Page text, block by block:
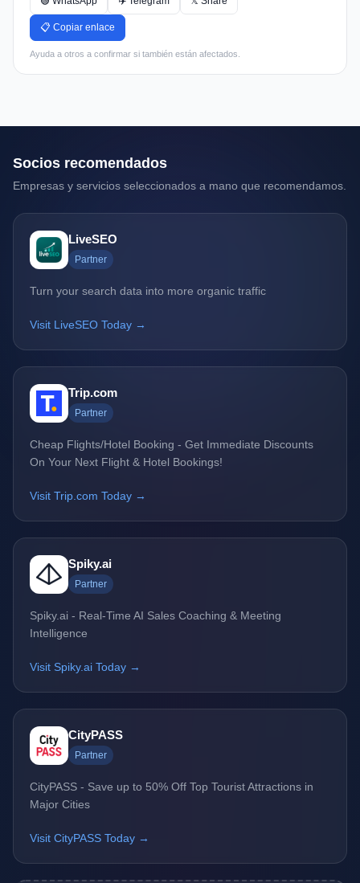
📋 Copiar enlace
Ayuda a otros a confirmar si también están afectados.
Socios recomendados
Empresas y servicios seleccionados a mano que recomendamos.
LiveSEO
Partner
Turn your search data into more organic traffic
Visit LiveSEO Today →
Trip.com
Partner
Cheap Flights/Hotel Booking - Get Immediate Discounts
On Your Next Flight & Hotel Bookings!
Visit Trip.com Today →
Spiky.ai
Partner
Spiky.ai - Real-Time AI Sales Coaching & Meeting
Intelligence
Visit Spiky.ai Today →
CityPASS
Partner
CityPASS - Save up to 50% Off Top Tourist Attractions in
Major Cities
Visit CityPASS Today →